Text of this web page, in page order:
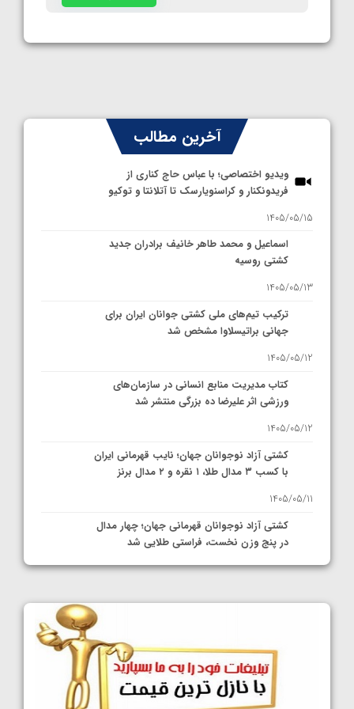
آخرین مطالب
ویدیو اختصاصی؛ با عباس حاج کناری از
فریدونکنار و کراسنویارسک تا آتلانتا و توکیو
1405/05/15
اسماعیل و محمد طاهر خانیف برادران جدید
کشتی روسیه
1405/05/13
ترکیب تیم‌های ملی کشتی جوانان ایران برای
جهانی براتیسلاوا مشخص شد
1405/05/12
کتاب مدیریت منابع انسانی در سازمان‌های
ورزشی اثر علیرضا ده بزرگی منتشر شد
1405/05/12
کشتی آزاد نوجوانان جهان؛ نایب قهرمانی ایران
با کسب ۳ مدال طلا، ۱ نقره و ۲ مدال برنز
1405/05/11
کشتی آزاد نوجوانان قهرمانی جهان؛ چهار مدال
در پنج وزن نخست، فراستی طلایی شد
1405/05/11
کشتی آزاد نوجوانان جهان؛ رقبای نمایندگان
ایران مشخص شدند